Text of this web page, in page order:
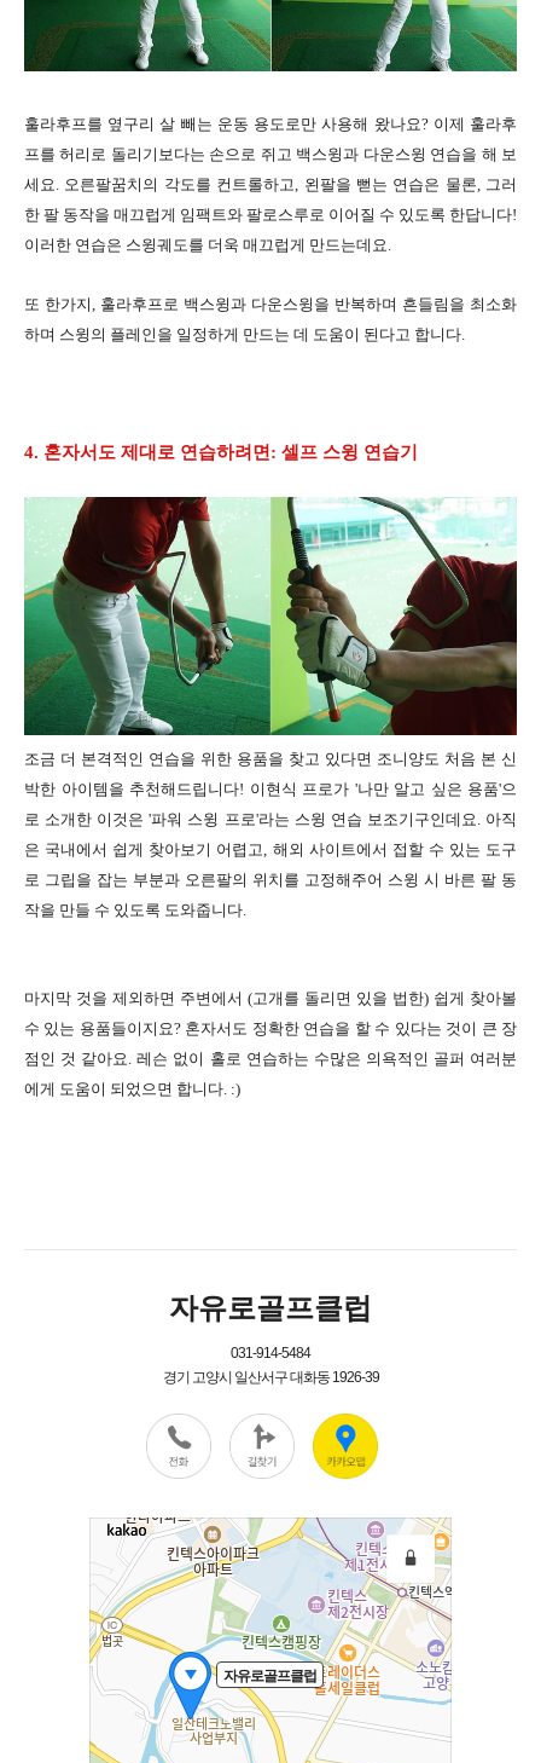
훌라후프를 옆구리 살 빼는 운동 용도로만 사용해 왔나요? 이제 훌라후
프를 허리로 돌리기보다는 손으로 쥐고 백스윙과 다운스윙 연습을 해 보
세요. 오른팔꿈치의 각도를 컨트롤하고, 왼팔을 뻗는 연습은 물론, 그러
한 팔 동작을 매끄럽게 임팩트와 팔로스루로 이어질 수 있도록 한답니다!
이러한 연습은 스윙궤도를 더욱 매끄럽게 만드는데요.
또 한가지, 훌라후프로 백스윙과 다운스윙을 반복하며 흔들림을 최소화
하며 스윙의 플레인을 일정하게 만드는 데 도움이 된다고 합니다.
4. 혼자서도 제대로 연습하려면: 셀프 스윙 연습기
조금 더 본격적인 연습을 위한 용품을 찾고 있다면 조니양도 처음 본 신
박한 아이템을 추천해드립니다! 이현식 프로가 '나만 알고 싶은 용품'으
로 소개한 이것은 '파워 스윙 프로'라는 스윙 연습 보조기구인데요. 아직
은 국내에서 쉽게 찾아보기 어렵고, 해외 사이트에서 접할 수 있는 도구
로 그립을 잡는 부분과 오른팔의 위치를 고정해주어 스윙 시 바른 팔 동
작을 만들 수 있도록 도와줍니다.
마지막 것을 제외하면 주변에서 (고개를 돌리면 있을 법한) 쉽게 찾아볼
수 있는 용품들이지요? 혼자서도 정확한 연습을 할 수 있다는 것이 큰 장
점인 것 같아요. 레슨 없이 홀로 연습하는 수많은 의욕적인 골퍼 여러분
에게 도움이 되었으면 합니다. :)